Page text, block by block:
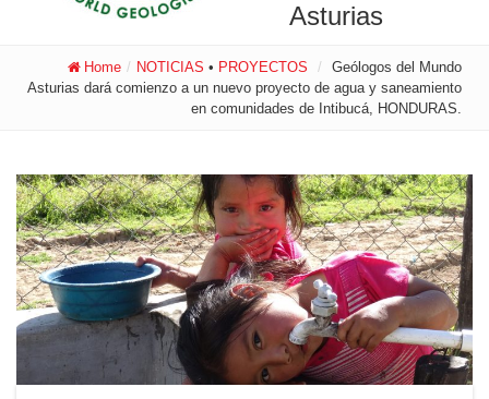
Asturias
Home / NOTICIAS • PROYECTOS /
Geólogos del Mundo
Asturias dará comienzo a un nuevo proyecto de agua y saneamiento
en comunidades de Intibucá, HONDURAS.